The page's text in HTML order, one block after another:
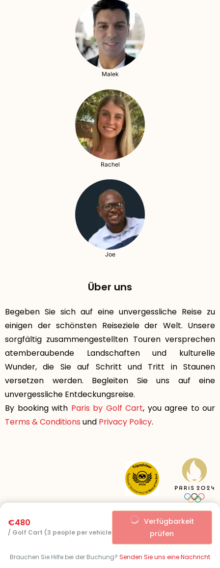
€480
/ Golf Cart (3 people per vehicle)
Verfügbarkeit
prüfen
Brauchen Sie Hilfe bei der Buchung? Senden Sie uns eine Nachricht
Malek
Rachel
Joe
Über uns
Begeben Sie sich auf eine unvergessliche Reise zu
einigen der schönsten Reiseziele der Welt. Unsere
sorgfältig zusammengestellten Touren versprechen
atemberaubende Landschaften und kulturelle
Wunder, die Sie auf Schritt und Tritt in Staunen
versetzen werden. Begleiten Sie uns auf eine
unvergessliche Entdeckungsreise.
By booking with Paris by Golf Cart, you agree to our
Terms & Conditions und Privacy Policy.
© 2025 Paris by Golf Cart. All Rights Reserved.